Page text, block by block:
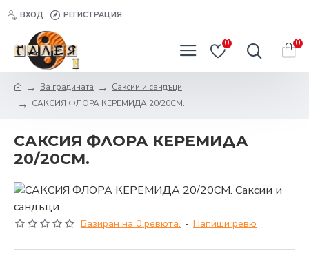
ВХОД РЕГИСТРАЦИЯ
0 0
За градината
Саксии и сандъци
САКСИЯ ФЛОРА КЕРЕМИДА 20/20СМ.
САКСИЯ ФЛОРА КЕРЕМИДА
20/20СМ.
Базиран на 0 ревюта. - Напиши ревю